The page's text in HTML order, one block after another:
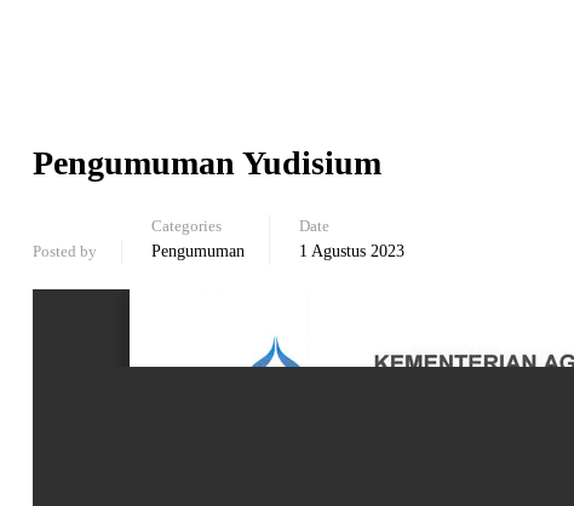
Pengumuman Yudisium
Posted by
Categories
Pengumuman
Date
1 Agustus 2023